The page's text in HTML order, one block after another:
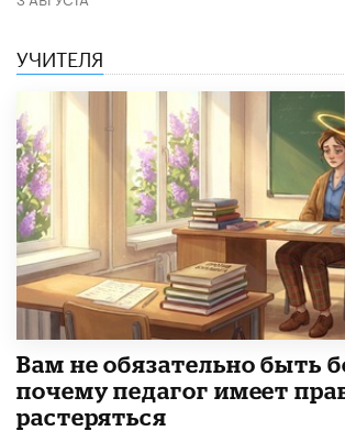
УЧИТЕЛЯ
​Вам не обязательно быть
почему педагог имеет
растеряться